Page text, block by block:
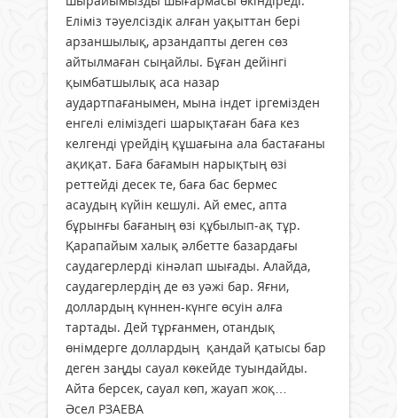
Еліміз тәуелсіздік алған уақыттан бері
арзаншылық, арзандапты деген сөз
айтылмаған сыңайлы. Бұған дейінгі
қымбатшылық аса назар
аудартпағанымен, мына індет іргемізден
енгелі еліміздегі шарықтаған баға кез
келгенді үрейдің құшағына ала бастағаны
ақиқат. Баға бағамын нарықтың өзі
реттейді десек те, баға бас бермес
асаудың күйін кешулі. Ай емес, апта
бұрынғы бағаның өзі құбылып-ақ тұр.
Қарапайым халық әлбетте базардағы
саудагерлерді кінәлап шығады. Алайда,
саудагерлердің де өз уәжі бар. Яғни,
доллардың күннен-күнге өсуін алға
тартады. Дей тұрғанмен, отандық
өнімдерге доллардың қандай қатысы бар
деген заңды сауал көкейде туындайды.
Айта берсек, сауал көп, жауап жоқ…
Әсел РЗАЕВА